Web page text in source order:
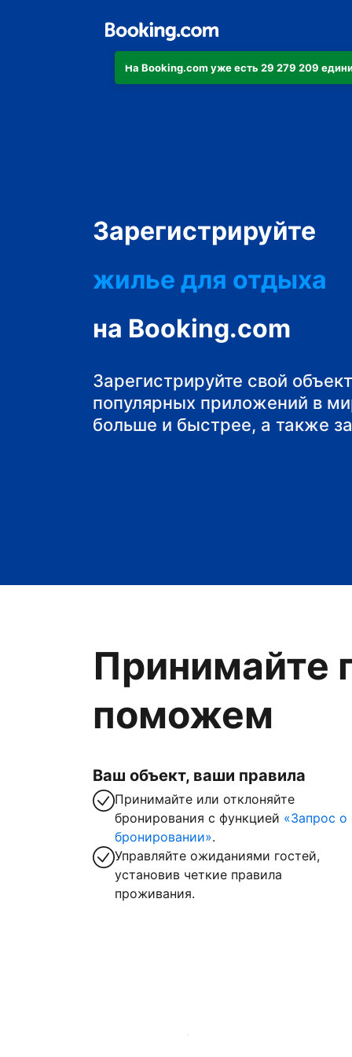
На Booking.com уже есть 29 279 209
Зарегистрируйте
отель
жилье для отдыха
гостевой дом
мини-отель
на Booking.com
Зарегистрируйте свой
популярных приложений в
больше и быстрее, а также
Принимайте
поможем
Ваш объект, ваши правила
Принимайте или отклоняйте
бронирования с функцией «Запрос о
бронировании».
Управляйте ожиданиями гостей,
установив четкие правила
проживания.
Зарегистрировать объект